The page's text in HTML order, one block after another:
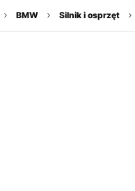
BMW Silnik i osprzęt